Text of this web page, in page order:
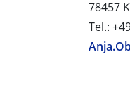
78457
Tel.: